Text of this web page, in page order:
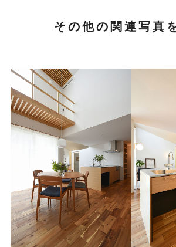
その他の関連写真